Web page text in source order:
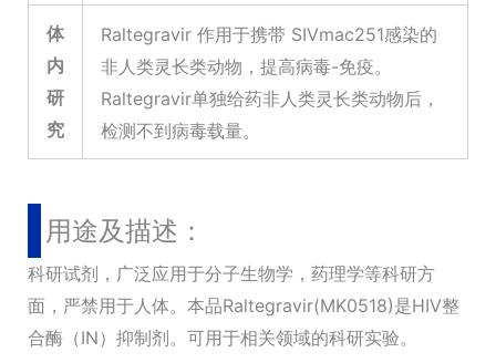
体
内
研
究
Raltegravir 作用于携带 SIVmac251感染的
非人类灵长类动物，提高病毒-免疫。
Raltegravir单独给药非人类灵长类动物后，
检测不到病毒载量。
用途及描述：
科研试剂，广泛应用于分子生物学，药理学等科研方
面，严禁用于人体。本品Raltegravir(MK0518)是HIV整
合酶（IN）抑制剂。可用于相关领域的科研实验。